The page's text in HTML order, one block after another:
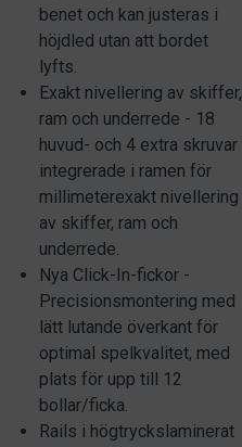
benet och kan justeras i
höjdled utan att bordet
lyfts.
Exakt nivellering av skiffer,
ram och underrede - 18
huvud- och 4 extra skruvar
integrerade i ramen för
millimeterexakt nivellering
av skiffer, ram och
underrede.
Nya Click-In-fickor -
Precisionsmontering med
lätt lutande överkant för
optimal spelkvalitet, med
plats för upp till 12
bollar/ficka.
Rails i högtryckslaminerat